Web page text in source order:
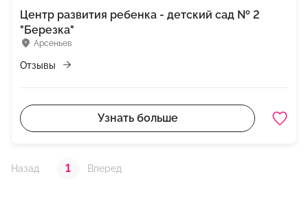
Арсеньев
Центр развития ребенка - детский сад № 2
"Березка"
Отзывы
Узнать больше
Назад 1 Вперед